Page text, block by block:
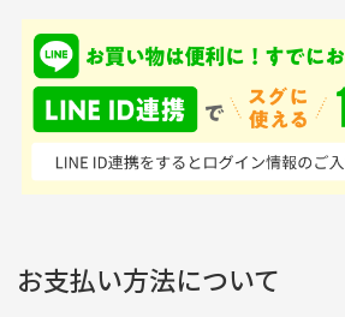
て、ここまでゴルフブラ
ンドの取り扱いがあるの
はすごい。 毎日たくさ
んの商品がアップされて
いるので新作チェックす
品で
てお
いる
た 「
れあ
入金確認後商品発送となります
※土曜、日曜、祝日は入金確認及び発
せん。
尚、お振込み手数料はお客様ご負担と
商品発送となります。
ご注文頂いてから7日以内をお
りますのでご了承くださいませ。
申し込まれた商品と届いた商品が
商品説明に記載されていない汚れ
の場合
お支払い方法について